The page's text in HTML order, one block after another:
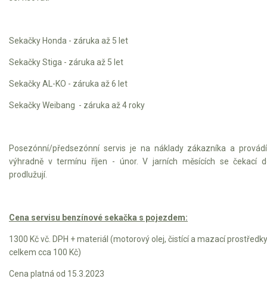
Sekačky Honda - záruka až 5 let
Sekačky Stiga - záruka až 5 let
Sekačky AL-KO - záruka až 6 let
Sekačky Weibang - záruka až 4 roky
Posezónní/předsezónní servis je na náklady zákazníka a
výhradně v termínu říjen - únor. V jarních měsících se čekací
prodlužují.
Cena servisu benzínové sekačka s pojezdem:
1300 Kč vč. DPH + materiál (motorový olej, čistící a mazací prostředky
celkem cca 100 Kč)
Cena platná od 15.3.2023